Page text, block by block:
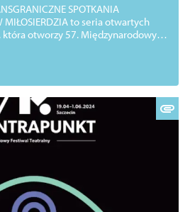
SPOTKANIA
MIŁOSIERDZIA to seria otwartych
otworzy 57. Międzynarodowym